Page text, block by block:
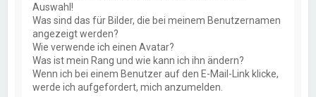
Auswahl!
Was sind das für Bilder, die bei meinem Benutzernamen
angezeigt werden?
Wie verwende ich einen Avatar?
Was ist mein Rang und wie kann ich ihn ändern?
Wenn ich bei einem Benutzer auf den E-Mail-Link klicke,
werde ich aufgefordert, mich anzumelden.